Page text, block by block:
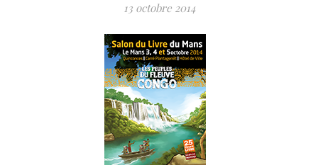
13 octobre 2014